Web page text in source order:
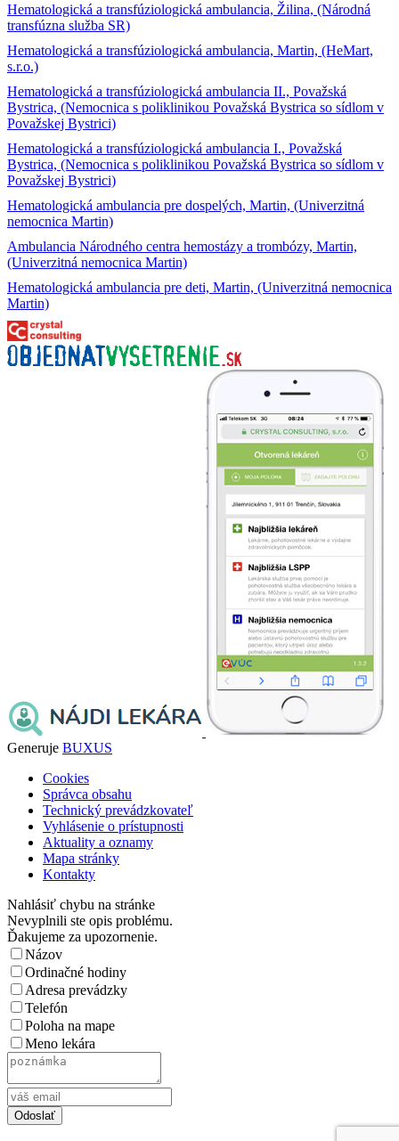
Hematologická a transfúziologická ambulancia, Žilina, (Národná
transfúzna služba SR)
Hematologická a transfúziologická ambulancia, Martin, (HeMart,
s.r.o.)
Hematologická a transfúziologická ambulancia II., Považská
Bystrica, (Nemocnica s poliklinikou Považská Bystrica so sídlom v
Považskej Bystrici)
Hematologická a transfúziologická ambulancia I., Považská
Bystrica, (Nemocnica s poliklinikou Považská Bystrica so sídlom v
Považskej Bystrici)
Hematologická ambulancia pre dospelých, Martin, (Univerzitná
nemocnica Martin)
Ambulancia Národného centra hemostázy a trombózy, Martin,
(Univerzitná nemocnica Martin)
Hematologická ambulancia pre deti, Martin, (Univerzitná nemocnica
Martin)
Generuje BUXUS
Cookies
Správca obsahu
Technický prevádzkovateľ
Vyhlásenie o prístupnosti
Aktuality a oznamy
Mapa stránky
Kontakty
Nahlásiť chybu na stránke
Nevyplnili ste opis problému.
Ďakujeme za upozornenie.
Názov
Ordinačné hodiny
Adresa prevádzky
Telefón
Poloha na mape
Meno lekára